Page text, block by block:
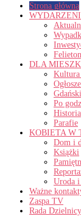
Strona główna
DLA
Kultura
Po
Historia
Parafie
KOBIETA W
Dom i
Książki
Uroda
Ważne
Zaspa TV
Rada Dzielnicy